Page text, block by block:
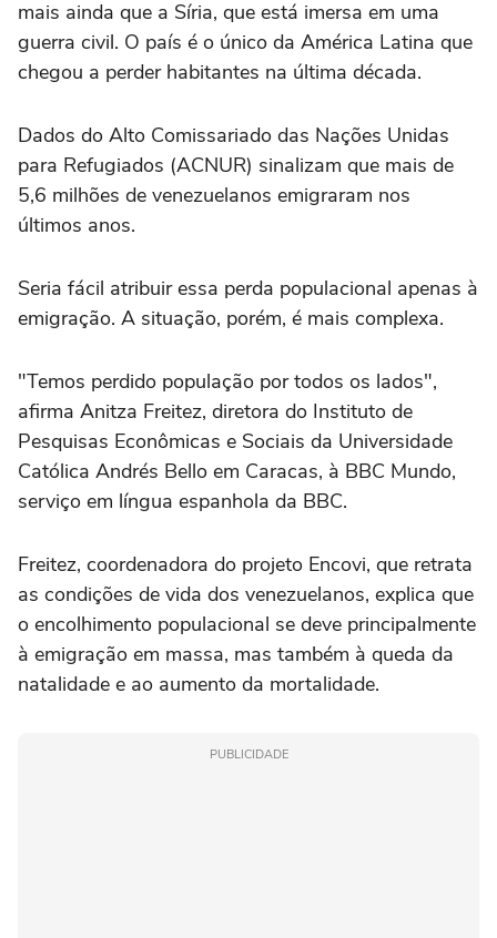
mais ainda que a Síria, que está imersa em uma
guerra civil. O país é o único da América Latina que
chegou a perder habitantes na última década.
Dados do Alto Comissariado das Nações Unidas
para Refugiados (ACNUR) sinalizam que mais de
5,6 milhões de venezuelanos emigraram nos
últimos anos.
Seria fácil atribuir essa perda populacional apenas à
emigração. A situação, porém, é mais complexa.
"Temos perdido população por todos os lados",
afirma Anitza Freitez, diretora do Instituto de
Pesquisas Econômicas e Sociais da Universidade
Católica Andrés Bello em Caracas, à BBC Mundo,
serviço em língua espanhola da BBC.
Freitez, coordenadora do projeto Encovi, que retrata
as condições de vida dos venezuelanos, explica que
o encolhimento populacional se deve principalmente
à emigração em massa, mas também à queda da
natalidade e ao aumento da mortalidade.
PUBLICIDADE